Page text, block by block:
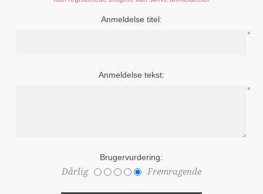
Anmeldelse titel:
*
Anmeldelse tekst:
*
Brugervurdering:
Dårlig Fremragende